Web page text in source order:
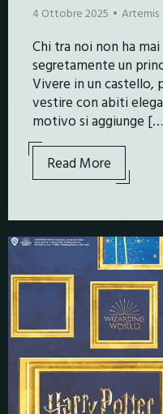
4 Ottobre 2025 Artemis
Chi tra noi non ha
segretamente un
Vivere in un castello,
vestire con abiti
motivo si aggiunge
Read More